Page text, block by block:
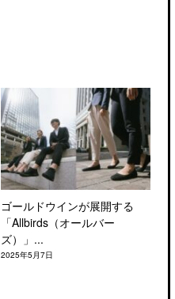
ゴールドウインが展開する
「Allbirds（オールバー
ズ）」...
2025年5月7日